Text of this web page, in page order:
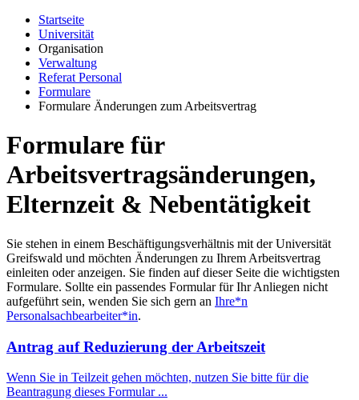
Startseite
Universität
Organisation
Verwaltung
Referat Personal
Formulare
Formulare Änderungen zum Arbeitsvertrag
Formulare für
Arbeitsvertragsänderungen,
Elternzeit & Nebentätigkeit
Sie stehen in einem Beschäftigungsverhältnis mit der Universität
Greifswald und möchten Änderungen zu Ihrem Arbeitsvertrag
einleiten oder anzeigen. Sie finden auf dieser Seite die wichtigsten
Formulare. Sollte ein passendes Formular für Ihr Anliegen nicht
aufgeführt sein, wenden Sie sich gern an Ihre*n
Personalsachbearbeiter*in.
Antrag auf Reduzierung der Arbeitszeit
Wenn Sie in Teilzeit gehen möchten, nutzen Sie bitte für die
Beantragung dieses Formular ...